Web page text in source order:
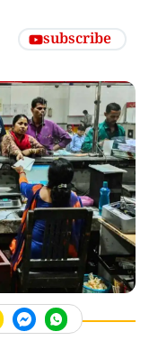
subscribe